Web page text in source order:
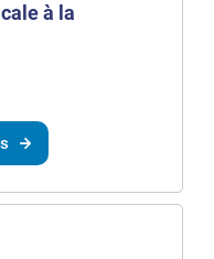
à la